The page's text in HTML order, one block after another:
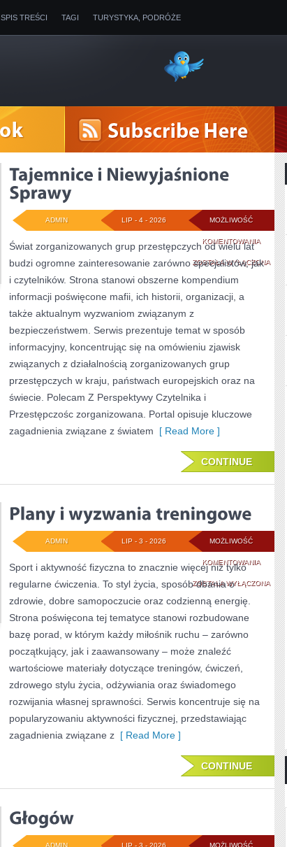
SPIS TREŚCI TAGI TURYSTYKA, PODRÓŻE
MOŻLIWOŚĆ
KOMENTOWANIA
I
SPRAWY
ZOSTAŁA WYŁĄCZONA
LIP - 4 - 2026
ADMIN
Świat zorganizowanych grup przestępczych od wielu lat
budzi ogromne zainteresowanie zarówno specjalistów, jak
i czytelników. Strona stanowi obszerne kompendium
informacji poświęcone mafii, ich historii, organizacji, a
także aktualnym wyzwaniom związanym z
bezpieczeństwem. Serwis prezentuje temat w sposób
informacyjny, koncentrując się na omówieniu zjawisk
związanych z działalnością zorganizowanych grup
przestępczych w kraju, państwach europejskich oraz na
świecie. Polecam Z Perspektywy Czytelnika i
Przestępczośc zorganizowana. Portal opisuje kluczowe
zagadnienia związane z światem [ Read More ]
CONTINUE
MOŻLIWOŚĆ
KOMENTOWANIAPLANY
I
ZOSTAŁA WYŁĄCZONA
LIP - 3 - 2026
ADMIN
Sport i aktywność fizyczna to znacznie więcej niż tylko
regularne ćwiczenia. To styl życia, sposób dbania o
zdrowie, dobre samopoczucie oraz codzienną energię.
Strona poświęcona tej tematyce stanowi rozbudowane
bazę porad, w którym każdy miłośnik ruchu – zarówno
początkujący, jak i zaawansowany – może znaleźć
wartościowe materiały dotyczące treningów, ćwiczeń,
zdrowego stylu życia, odżywiania oraz świadomego
rozwijania własnej sprawności. Serwis koncentruje się na
popularyzowaniu aktywności fizycznej, przedstawiając
zagadnienia związane z [ Read More ]
CONTINUE
MOŻLIWOŚĆ
LIP - 3 - 2026
ADMIN